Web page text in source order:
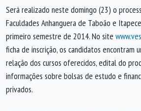
Anterior
Será realizado neste domingo (23) o
Faculdades Anhanguera de Taboão e
primeiro semestre de 2014. No site
ficha de inscrição, os candidatos encontram
relação dos cursos oferecidos, edital do
informações sobre bolsas de estudo e
privados.